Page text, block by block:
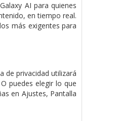
AI para quienes
en tiempo real.
más exigentes para
de privacidad utilizará
puedes elegir lo que
en Ajustes, Pantalla